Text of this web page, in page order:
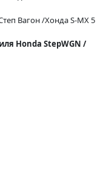
Вагон /Хонда S-MX 5
Honda StepWGN /